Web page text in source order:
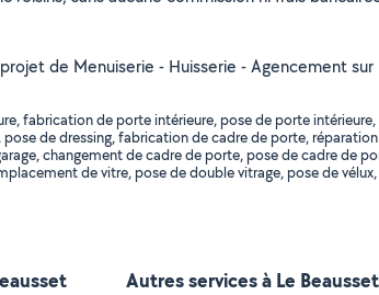
de Menuiserie - Huisserie - Agencement
fabrication de porte intérieure, pose de porte
de dressing, fabrication de cadre de porte,
changement de cadre de porte, pose de cadre de
de vitre, pose de double vitrage, pose de
Autres services à Le Beausset